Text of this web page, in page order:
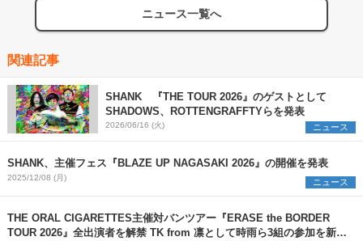
ニュース一覧へ
関連記事
SHANK 『THE TOUR 2026』のゲストとして
SHADOWS、ROTTENGRAFFTYらを発表
2026/06/16 (火) ニュース
SHANK、主催フェス『BLAZE UP NAGASAKI 2026』の開催を発表
2025/12/08 (月) ニュース
THE ORAL CIGARETTES主催対バンツアー『ERASE the BORDER
TOUR 2026』全出演者を解禁 TK from 凛として時雨ら3組の参加を新た